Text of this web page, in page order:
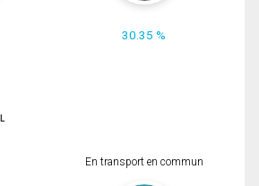
30.35 %
En transport en commun